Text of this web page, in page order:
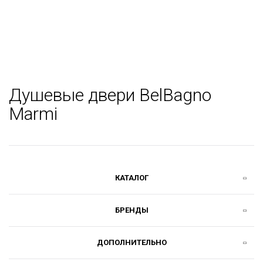
Душевые двери BelBagno
Marmi
КАТАЛОГ
БРЕНДЫ
ДОПОЛНИТЕЛЬНО